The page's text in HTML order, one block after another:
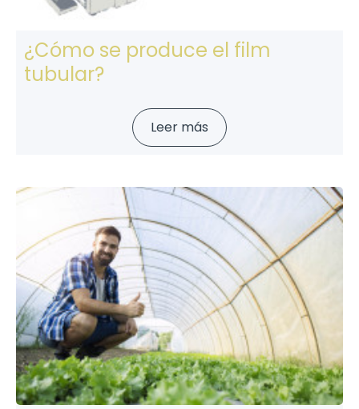
¿Cómo se produce el film
tubular?
Leer más